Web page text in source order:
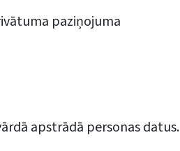
paziņojuma
apstrādā personas datus.